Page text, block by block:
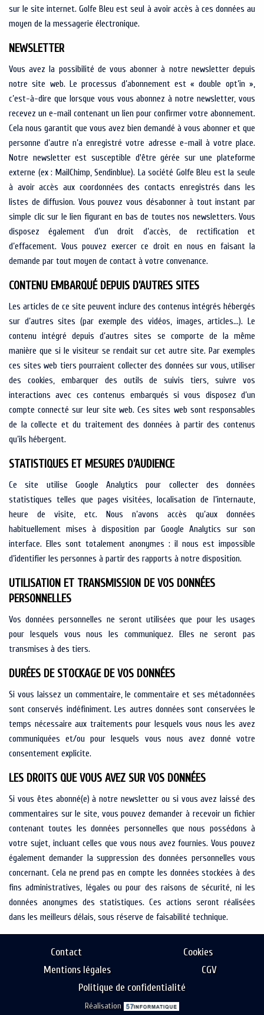
sur le site internet. Golfe Bleu est seul à avoir accès à ces données au
moyen de la messagerie électronique.
NEWSLETTER
Vous avez la possibilité de vous abonner à notre newsletter depuis
notre site web. Le processus d’abonnement est « double opt’in »,
c’est-à-dire que lorsque vous vous abonnez à notre newsletter, vous
recevez un e-mail contenant un lien pour confirmer votre abonnement.
Cela nous garantit que vous avez bien demandé à vous abonner et que
personne d’autre n’a enregistré votre adresse e-mail à votre place.
Notre newsletter est susceptible d'être gérée sur une plateforme
externe (ex : MailChimp, Sendinblue). La société Golfe Bleu est la seule
à avoir accès aux coordonnées des contacts enregistrés dans les
listes de diffusion. Vous pouvez vous désabonner à tout instant par
simple clic sur le lien figurant en bas de toutes nos newsletters. Vous
disposez également d’un droit d’accès, de rectification et
d’effacement. Vous pouvez exercer ce droit en nous en faisant la
demande par tout moyen de contact à votre convenance.
CONTENU EMBARQUÉ DEPUIS D’AUTRES SITES
Les articles de ce site peuvent inclure des contenus intégrés hébergés
sur d’autres sites (par exemple des vidéos, images, articles…). Le
contenu intégré depuis d’autres sites se comporte de la même
manière que si le visiteur se rendait sur cet autre site. Par exemples
ces sites web tiers pourraient collecter des données sur vous, utiliser
des cookies, embarquer des outils de suivis tiers, suivre vos
interactions avec ces contenus embarqués si vous disposez d’un
compte connecté sur leur site web. Ces sites web sont responsables
de la collecte et du traitement des données à partir des contenus
qu’ils hébergent.
STATISTIQUES ET MESURES D’AUDIENCE
Ce site utilise Google Analytics pour collecter des données
statistiques telles que pages visitées, localisation de l’internaute,
heure de visite, etc. Nous n’avons accès qu’aux données
habituellement mises à disposition par Google Analytics sur son
interface. Elles sont totalement anonymes : il nous est impossible
d’identifier les personnes à partir des rapports à notre disposition.
UTILISATION ET TRANSMISSION DE VOS DONNÉES
PERSONNELLES
Vos données personnelles ne seront utilisées que pour les usages
pour lesquels vous nous les communiquez. Elles ne seront pas
transmises à des tiers.
DURÉES DE STOCKAGE DE VOS DONNÉES
Si vous laissez un commentaire, le commentaire et ses métadonnées
sont conservés indéfiniment. Les autres données sont conservées le
temps nécessaire aux traitements pour lesquels vous nous les avez
communiquées et/ou pour lesquels vous nous avez donné votre
consentement explicite.
LES DROITS QUE VOUS AVEZ SUR VOS DONNÉES
Si vous êtes abonné(e) à notre newsletter ou si vous avez laissé des
commentaires sur le site, vous pouvez demander à recevoir un fichier
contenant toutes les données personnelles que nous possédons à
votre sujet, incluant celles que vous nous avez fournies. Vous pouvez
également demander la suppression des données personnelles vous
concernant. Cela ne prend pas en compte les données stockées à des
fins administratives, légales ou pour des raisons de sécurité, ni les
données anonymes des statistiques. Ces actions seront réalisées
dans les meilleurs délais, sous réserve de faisabilité technique.
Contact
Cookies
Mentions légales
CGV
Politique de confidentialité
Réalisation